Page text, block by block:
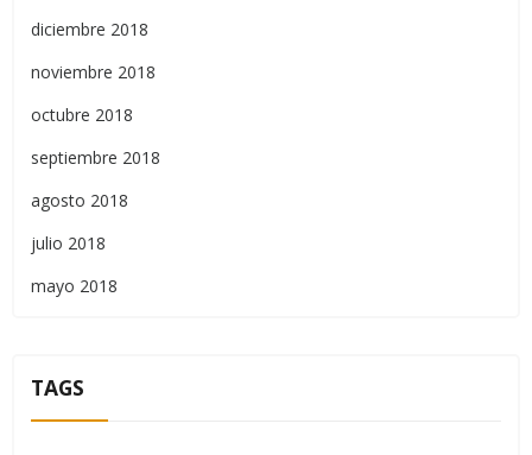
diciembre 2018
noviembre 2018
octubre 2018
septiembre 2018
agosto 2018
julio 2018
mayo 2018
TAGS